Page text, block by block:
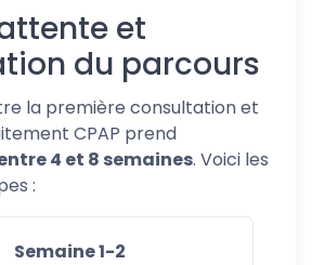
et
du parcours
la première consultation et
CPAP prend
4 et 8 semaines. Voici les
:
Semaine 1-2